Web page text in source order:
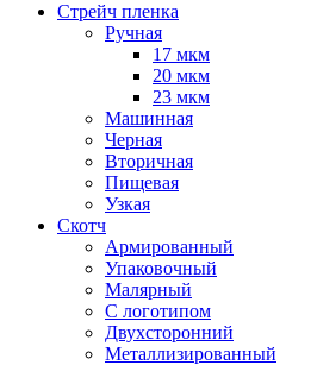
Стрейч пленка
Ручная
17 мкм
20 мкм
23 мкм
Машинная
Черная
Вторичная
Пищевая
Узкая
Скотч
Армированный
Упаковочный
Малярный
С логотипом
Двухсторонний
Металлизированный